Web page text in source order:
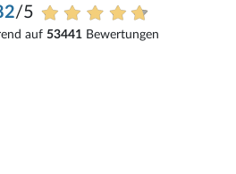
/5
auf53441 Bewertungen